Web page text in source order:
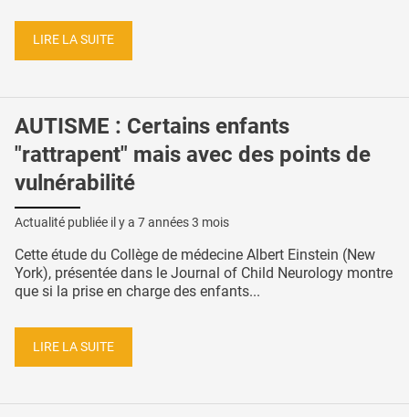
LIRE LA SUITE
AUTISME : Certains enfants
"rattrapent" mais avec des points de
vulnérabilité
Actualité publiée il y a 7 années 3 mois
Cette étude du Collège de médecine Albert Einstein (New
York), présentée dans le Journal of Child Neurology montre
que si la prise en charge des enfants...
LIRE LA SUITE